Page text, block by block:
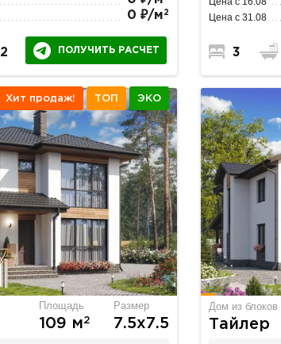
0 ₽/м 2
2 ПОЛУЧИТЬ РАСЧЕТ
Цена с 31.08
3
Хит продаж! ТОП ЭКО
Площадь
109 м2
Размер
7.5х7.5
Дом из блоков
Тайлер